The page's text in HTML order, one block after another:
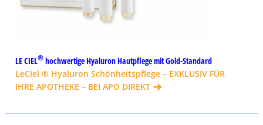
LE CIEL®hochwertige Hyaluron Hautpflege mit Gold-Standard
LeCiel ® Hyaluron Schönheitspflege – EXKLUSIV FÜR
IHRE APOTHEKE – BEI APO DIREKT